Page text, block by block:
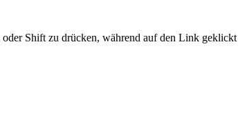
Shift zu drücken, während auf den Link